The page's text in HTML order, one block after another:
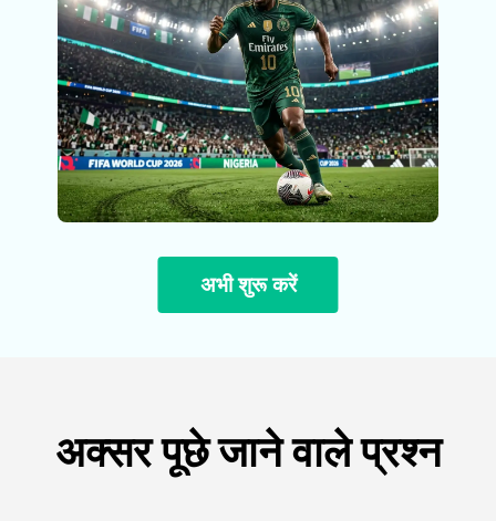
अभी शुरू करें
अक्सर पूछे जाने वाले प्रश्न